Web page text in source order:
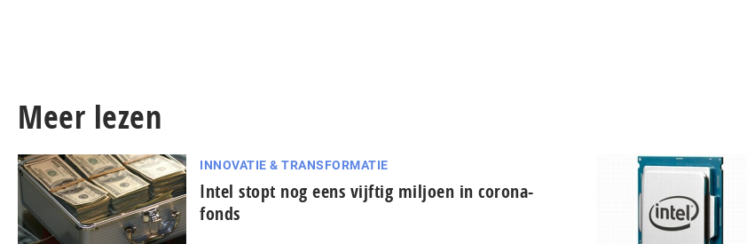
Meer lezen
INNOVATIE & TRANSFORMATIE
Intel stopt nog eens vijftig miljoen in corona-
fonds